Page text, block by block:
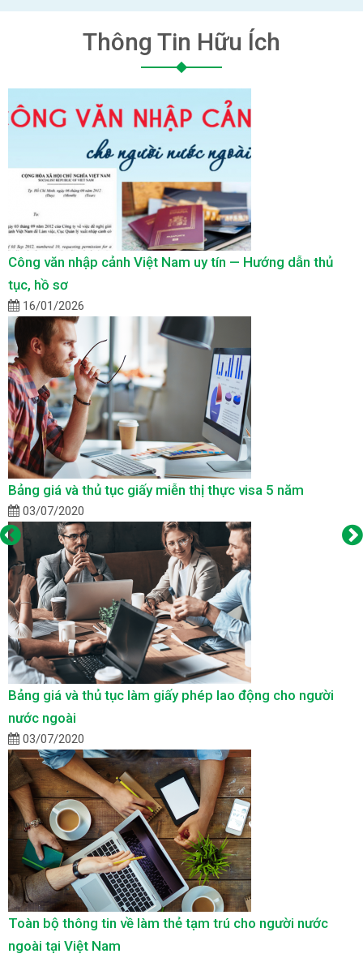
Thông Tin Hữu Ích
Công văn nhập cảnh Việt Nam uy tín — Hướng dẫn thủ
tục, hồ sơ
16/01/2026
Bảng giá và thủ tục giấy miễn thị thực visa 5 năm
03/07/2020
Bảng giá và thủ tục làm giấy phép lao động cho người
nước ngoài
03/07/2020
Toàn bộ thông tin về làm thẻ tạm trú cho người nước
ngoài tại Việt Nam